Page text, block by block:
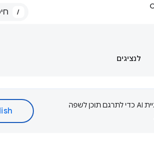
/
לנציגים
‫Google משתמשת בטכנולוגיית AI כדי לתרגם תוכן לשפה